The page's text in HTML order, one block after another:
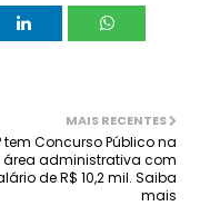
MAIS RECENTES
tem Concurso Público na
área administrativa com
de R$ 10,2 mil. Saiba
mais